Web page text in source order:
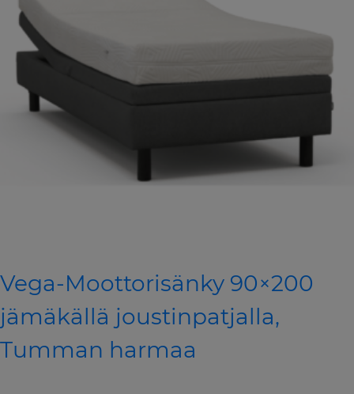
Vega-Moottorisänky 90×200
jämäkällä joustinpatjalla,
Tumman harmaa